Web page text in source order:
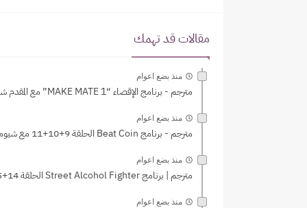
مقالات قد تهمك
منذ بضع اعوام
مترجم - برنامج الإقصاء “MAKE MATE 1” مع المقدم شيومين
منذ بضع اعوام
مترجم - برنامج Beat Coin الحلقة 9+10+11 مع شيومين
منذ بضع اعوام
مترجم | برنامج Street Alcohol Fighter الحلقة 14+15 مع شيومين
منذ بضع اعوام